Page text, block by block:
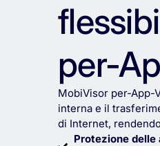
per-
MobiVisor per-App-
interna e il
di Internet,
Protezione delle